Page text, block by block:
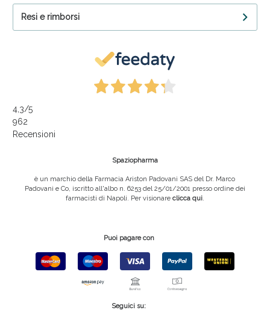
Resi e rimborsi
4,3/5
962
Recensioni
Spaziopharma
è un marchio della Farmacia Ariston Padovani SAS del Dr. Marco
Padovani e Co, iscritto all'albo n. 6253 del 25/01/2001 presso ordine dei
farmacisti di Napoli. Per visionare clicca qui.
Puoi pagare con
Seguici su: